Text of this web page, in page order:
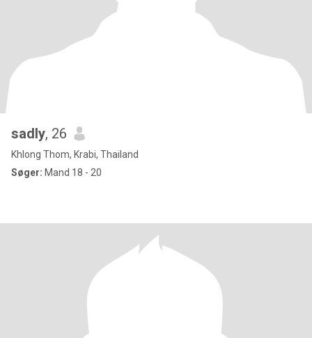
sadly, 26
Khlong Thom, Krabi, Thailand
Søger: Mand 18 - 20